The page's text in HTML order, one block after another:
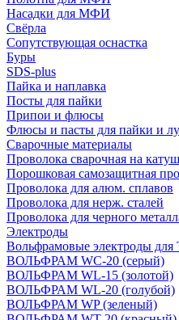
Насадки для МФИ
Свёрла
Сопутствующая оснастка
Буры
SDS-plus
Пайка и наплавка
Посты для пайки
Припои и флюсы
Флюсы и пасты для пайки и
Сварочные материалы
Проволока сварочная на
Порошковая самозащитная
Проволока для алюм. сплавов
Проволока для нерж. сталей
Проволока для черного
Электроды
Вольфрамовые электроды для
ВОЛЬФРАМ WC-20 (серый)
ВОЛЬФРАМ WL-15 (золотой)
ВОЛЬФРАМ WL-20 (голубой)
ВОЛЬФРАМ WP (зеленый)